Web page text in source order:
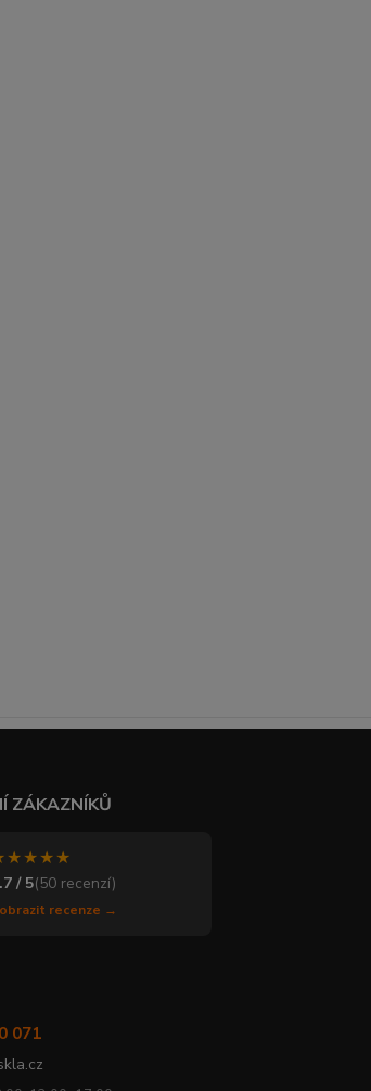
ZÁKAZNÍKŮ
/ 5(50 recenzí)
recenze →
071